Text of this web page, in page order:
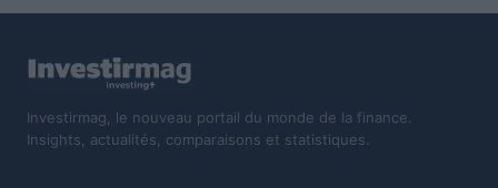
Investirmag, le nouveau portail du monde de la finance.
Insights, actualités, comparaisons et statistiques.